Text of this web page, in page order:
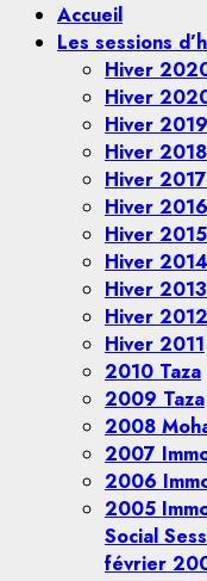
Accueil
Les sessions
Hiver
Hiver
Hiver 2019
Hiver 2018
Hiver 2017
Hiver 2016
Hiver 2015
Hiver 2014
Hiver 2013
Hiver 2012
Hiver 2011
2010 Taza
2009 Taza
2008
2007
2006
2005
Social
février